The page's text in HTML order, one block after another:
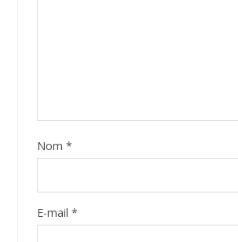
Nom *
E-mail *